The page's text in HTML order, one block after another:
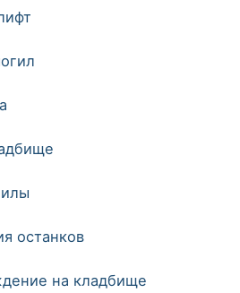
останков
на кладбище